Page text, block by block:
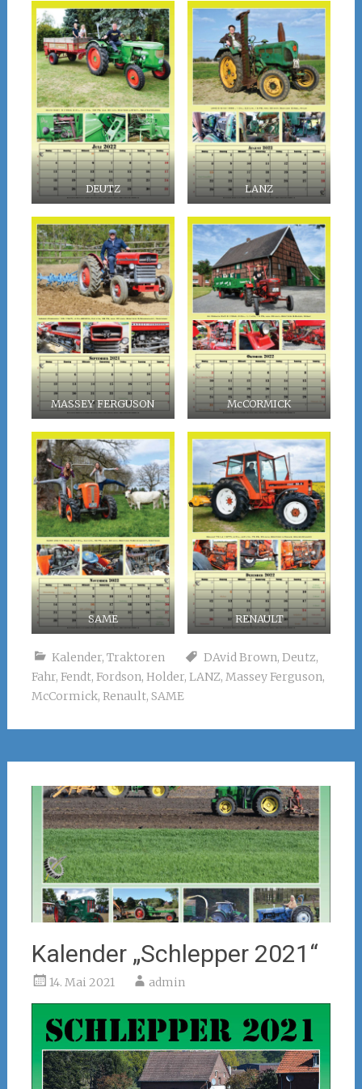
DEUTZ LANZ
MASSEY FERGUSON McCORMICK
SAME RENAULT
Kalender, Traktoren DAvid Brown, Deutz,
Fahr, Fendt, Fordson, Holder, LANZ, Massey Ferguson,
McCormick, Renault, SAME
Kalender „Schlepper 2021“
14. Mai 2021 admin